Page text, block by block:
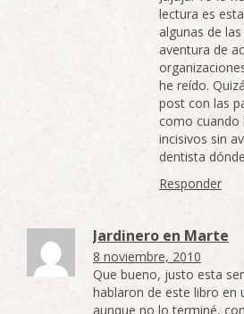
lectura es
algunas de
aventura de
he reído.
post con las
como cuando
incisivos sin
dentista
Responder
Jardinero en Marte
8 noviembre, 2010
Que bueno, justo esta
hablaron de este libro en
aunque no lo terminé,